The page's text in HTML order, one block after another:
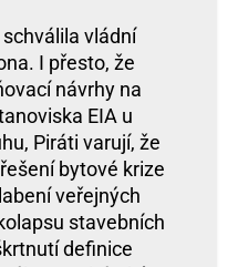
vládní
I přesto, že
návrhy na
EIA u
Piráti varují, že
bytové krize
veřejných
stavebních
definice